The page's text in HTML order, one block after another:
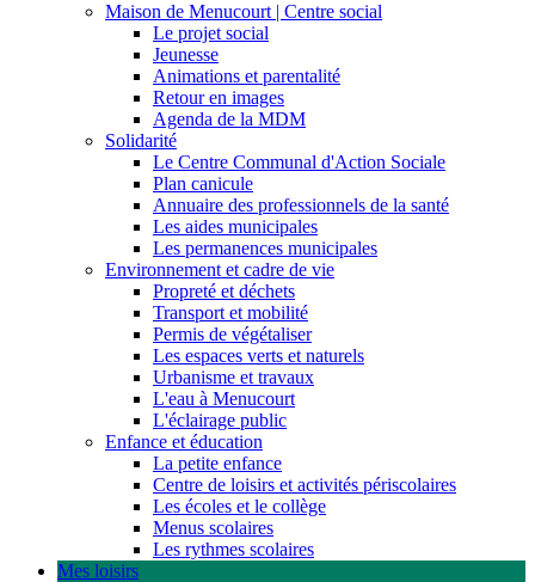
Maison de Menucourt | Centre social
Le projet social
Jeunesse
Animations et parentalité
Retour en images
Agenda de la MDM
Solidarité
Le Centre Communal d'Action Sociale
Plan canicule
Annuaire des professionnels de la santé
Les aides municipales
Les permanences municipales
Environnement et cadre de vie
Propreté et déchets
Transport et mobilité
Permis de végétaliser
Les espaces verts et naturels
Urbanisme et travaux
L'eau à Menucourt
L'éclairage public
Enfance et éducation
La petite enfance
Centre de loisirs et activités périscolaires
Les écoles et le collège
Menus scolaires
Les rythmes scolaires
Mes loisirs